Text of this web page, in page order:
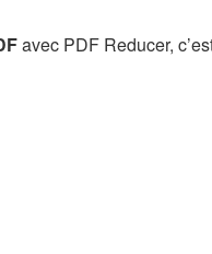
avec PDF Reducer,